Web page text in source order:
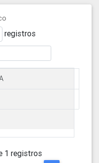
registros
1 registros